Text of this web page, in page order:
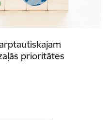
prioritātes